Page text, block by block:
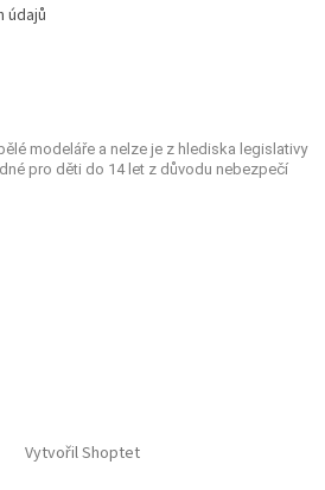
údajů
modeláře a nelze je z hlediska legislativy
pro děti do 14 let z důvodu nebezpečí
Vytvořil Shoptet